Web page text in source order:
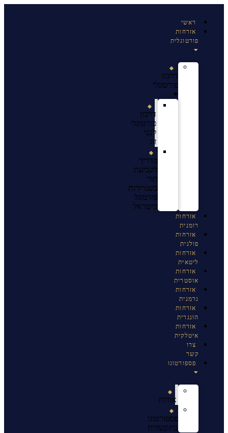
ראשי
אזרחות
פורטוגלית
דרכון
פורטוגלי
דרכון
פורטוגלי
לבני
זוג
מדריך
לקביעת
תור
בשגרירות
פורטוגל
בישראל
אזרחות
רומנית
אזרחות
פולנית
אזרחות
ליטאית
אזרחות
אוסטרית
אזרחות
גרמנית
אזרחות
הונגרית
אזרחות
איטלקית
צרו
קשר
פספורטוגו
אודות
פספורטוגו
בתקשורת